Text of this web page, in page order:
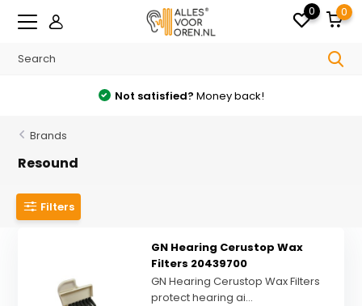
0 0
Freeshipping from €35 in the Netherlands
Brands
Resound
Filters
GN Hearing Cerustop Wax
Filters 20439700
GN Hearing Cerustop Wax Filters
protect hearing ai...